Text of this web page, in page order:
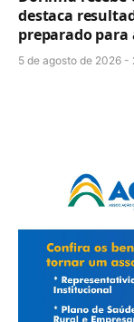
destaca
preparado
5 de agosto de 2026 -